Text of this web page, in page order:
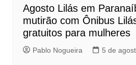
Agosto Lilás em
mutirão com Ônibus
gratuitos para mulheres
Pablo Nogueira 5 de